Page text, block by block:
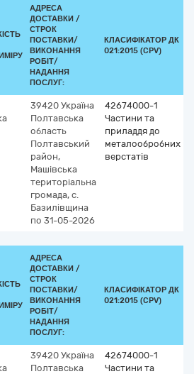
АДРЕСА
ДОСТАВКИ /
СТРОК
ПОСТАВКИ/
ВИКОНАННЯ
РОБІТ/
НАДАННЯ
ПОСЛУГ:
КЛАСИФІКАТОР ДК
021:2015 (CPV)
39420 Україна
Полтавська
область
Полтавський
район,
Машівська
територіальна
громада, с.
Базилівщина
по 31-05-2026
42674000-1
Частини та
приладдя до
металообробних
верстатів
АДРЕСА
ДОСТАВКИ /
СТРОК
ПОСТАВКИ/
ВИКОНАННЯ
РОБІТ/
НАДАННЯ
ПОСЛУГ:
КЛАСИФІКАТОР ДК
021:2015 (CPV)
39420 Україна
Полтавська
42674000-1
Частини та